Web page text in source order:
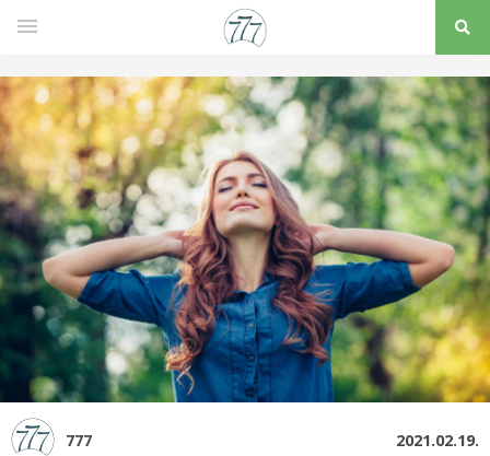
777 2021.02.19.